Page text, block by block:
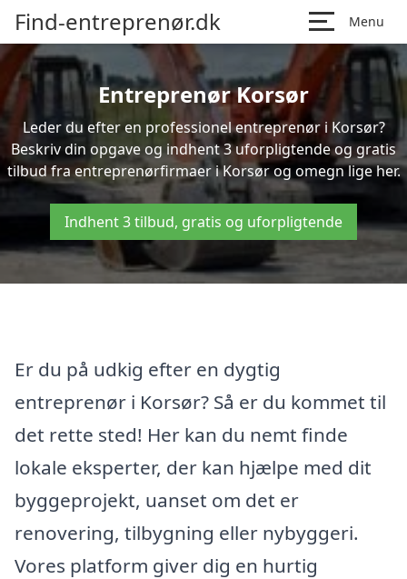
Find-entreprenør.dk Menu
Entreprenør Korsør
Leder du efter en professionel entreprenør i Korsør?
Beskriv din opgave og indhent 3 uforpligtende og gratis
tilbud fra entreprenørfirmaer i Korsør og omegn lige her.
Indhent 3 tilbud, gratis og uforpligtende
Er du på udkig efter en dygtig
entreprenør i Korsør? Så er du kommet til
det rette sted! Her kan du nemt finde
lokale eksperter, der kan hjælpe med dit
byggeprojekt, uanset om det er
renovering, tilbygning eller nybyggeri.
Vores platform giver dig en hurtig